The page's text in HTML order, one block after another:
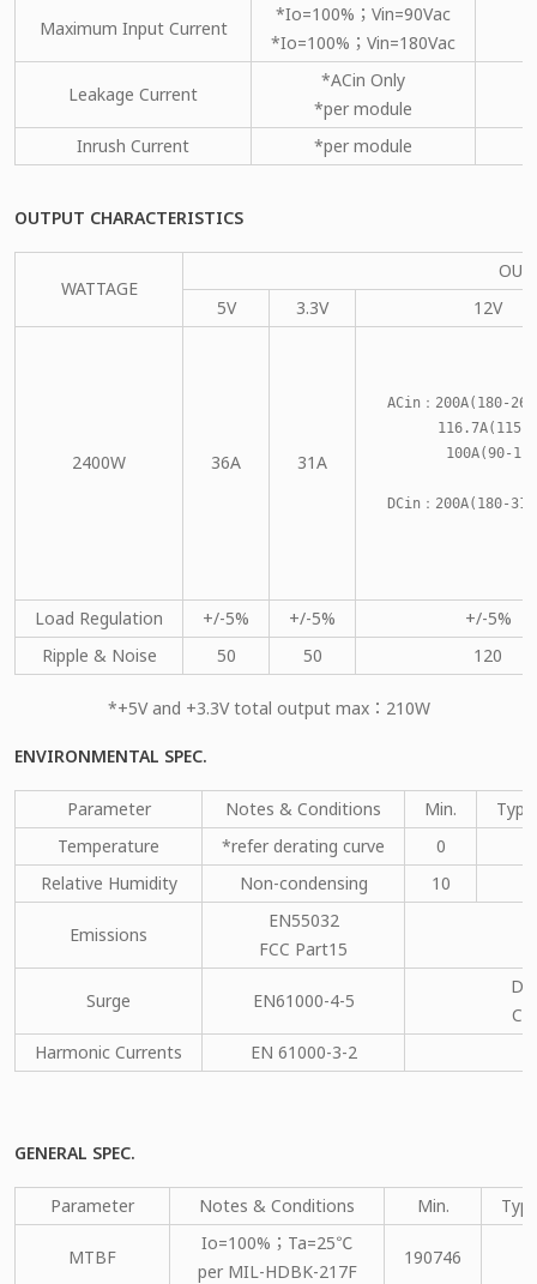
Maximum Input Current
*Io=100%；Vin=90Vac
*Io=100%；Vin=180Vac
Leakage Current
*ACin Only
*per module
Inrush Current
*per module
OUTPUT CHARACTERISTICS
WATTAGE
5V
3.3V 12V
2400W 36A 31A
ACin：200A(180-
116.7A(115-
100A(90-
DCin：200A(180-
Load Regulation +/-5% +/-5%
+/-5%
Ripple & Noise
50 50 120
*+5V and +3.3V total output max：210W
ENVIRONMENTAL SPEC.
Parameter Notes & Conditions Min.
Type.
Temperature
*refer derating curve
0
Relative Humidity
Non-condensing 10
Emissions
EN55032
FCC Part15
Surge EN61000-4-5
Harmonic Currents
EN 61000-3-2
GENERAL SPEC.
Parameter Notes & Conditions Min.
MTBF
Io=100%；Ta=25℃
per MIL-HDBK-217F
190746